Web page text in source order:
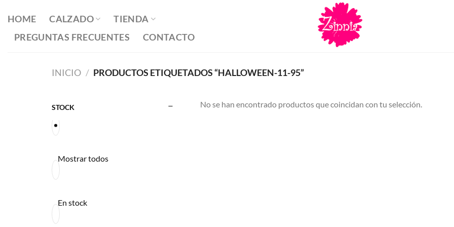
HOME CALZADO
TIENDA
PREGUNTAS FRECUENTES
CONTACTO
INICIO / PRODUCTOS ETIQUETADOS “HALLOWEEN-11-95”
STOCK
Mostrar todos
En stock
No se han encontrado productos que coincidan con tu selección.